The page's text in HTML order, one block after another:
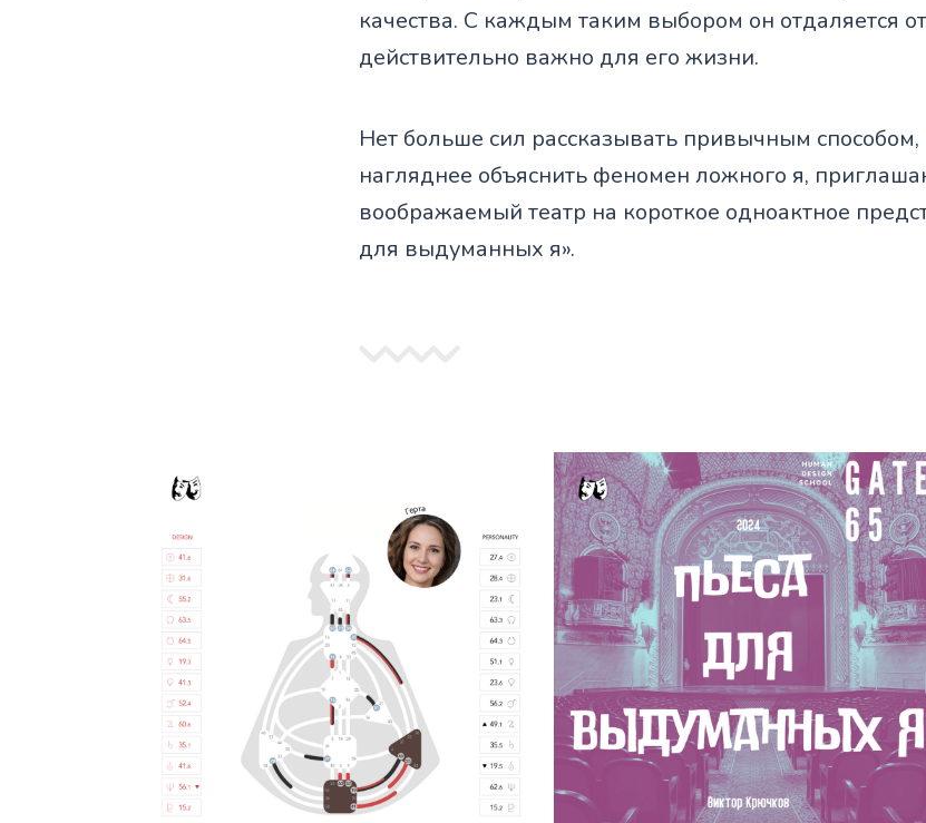
качества. С каждым таким выбором он отдаляется от
действительно важно для его жизни.
Нет больше сил рассказывать привычным способом,
нагляднее объяснить феномен ложного я,
воображаемый театр на короткое одноактное
для выдуманных я».